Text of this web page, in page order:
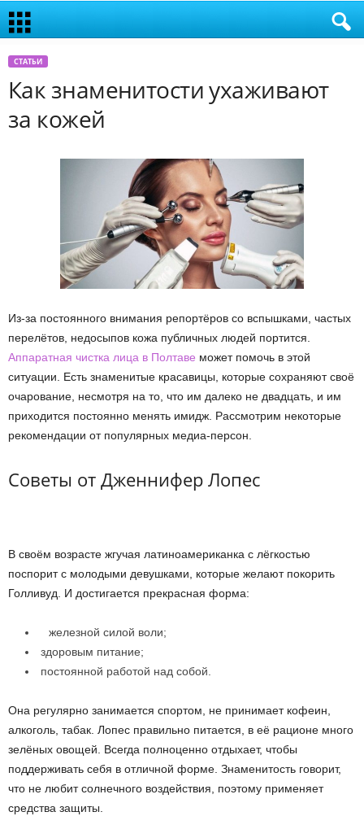
СТАТЬИ
Как знаменитости ухаживают
за кожей
Из-за постоянного внимания репортёров со вспышками, частых
перелётов, недосыпов кожа публичных людей портится.
Аппаратная чистка лица в Полтаве может помочь в этой
ситуации. Есть знаменитые красавицы, которые сохраняют своё
очарование, несмотря на то, что им далеко не двадцать, и им
приходится постоянно менять имидж. Рассмотрим некоторые
рекомендации от популярных медиа-персон.
Советы от Дженнифер Лопес
В своём возрасте жгучая латиноамериканка с лёгкостью
поспорит с молодыми девушками, которые желают покорить
Голливуд. И достигается прекрасная форма:
железной силой воли;
здоровым питание;
постоянной работой над собой.
Она регулярно занимается спортом, не принимает кофеин,
алкоголь, табак. Лопес правильно питается, в её рационе много
зелёных овощей. Всегда полноценно отдыхает, чтобы
поддерживать себя в отличной форме. Знаменитость говорит,
что не любит солнечного воздействия, поэтому применяет
средства защиты.